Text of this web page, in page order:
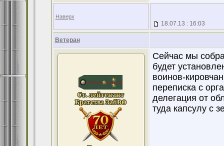
Наверх
18.07.13 : 16:03
Ветеран
Сейчас мы
будет
воинов-
переписка с
делегация от
туда капсулу с